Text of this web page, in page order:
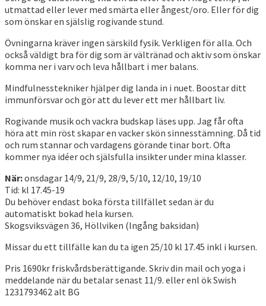
utmattad eller lever med smärta eller ångest/oro. Eller för dig
som önskar en själslig rogivande stund.
Övningarna kräver ingen särskild fysik. Verkligen för alla. Och
också väldigt bra för dig som är vältränad och aktiv som önskar
komma ner i varv och leva hållbart i mer balans.
Mindfulnesstekniker hjälper dig landa in i nuet. Boostar ditt
immunförsvar och gör att du lever ett mer hållbart liv.
Rogivande musik och vackra budskap läses upp. Jag får ofta
höra att min röst skapar en vacker skön sinnesstämning. Då tid
och rum stannar och vardagens görande tinar bort. Ofta
kommer nya idéer och själsfulla insikter under mina klasser.
När:onsdagar 14/9, 21/9, 28/9, 5/10, 12/10, 19/10
Tid: kl 17.45-19
Du behöver endast boka första tillfället sedan är du
automatiskt bokad hela kursen.
Skogsviksvägen 36, Höllviken (Ingång baksidan)
Missar du ett tillfälle kan du ta igen 25/10 kl 17.45 inkl i kursen.
Pris 1690kr friskvårdsberättigande. Skriv din mail och yoga i
meddelande när du betalar senast 11/9. eller enl ök Swish
1231793462 alt BG